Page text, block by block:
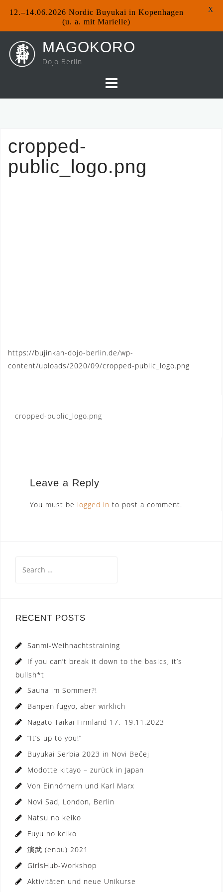
content
MAGOKORO
Dojo Berlin
cropped-
public_logo.png
https://bujinkan-dojo-berlin.de/wp-
content/uploads/2020/09/cropped-public_logo.png
Post
cropped-public_logo.png
Leave a Reply
You must be logged in to post a comment.
for:
RECENT POSTS
Sanmi-Weihnachtstraining
If you can’t break it down to the basics, it’s
bullsh*t
Sauna im Sommer?!
Banpen fugyo, aber wirklich
Nagato Taikai Finnland 17.–19.11.2023
“It’s up to you!”
Buyukai Serbia 2023 in Novi Bečej
Modotte kitayo – zurück in Japan
Von Einhörnern und Karl Marx
Novi Sad, London, Berlin
Natsu no keiko
Fuyu no keiko
演武 (enbu) 2021
GirlsHub-Workshop
Aktivitäten und neue Unikurse
12.–14.06.2026 Nordic Buyukai in Kopenhagen
(u. a. mit Marielle)
X